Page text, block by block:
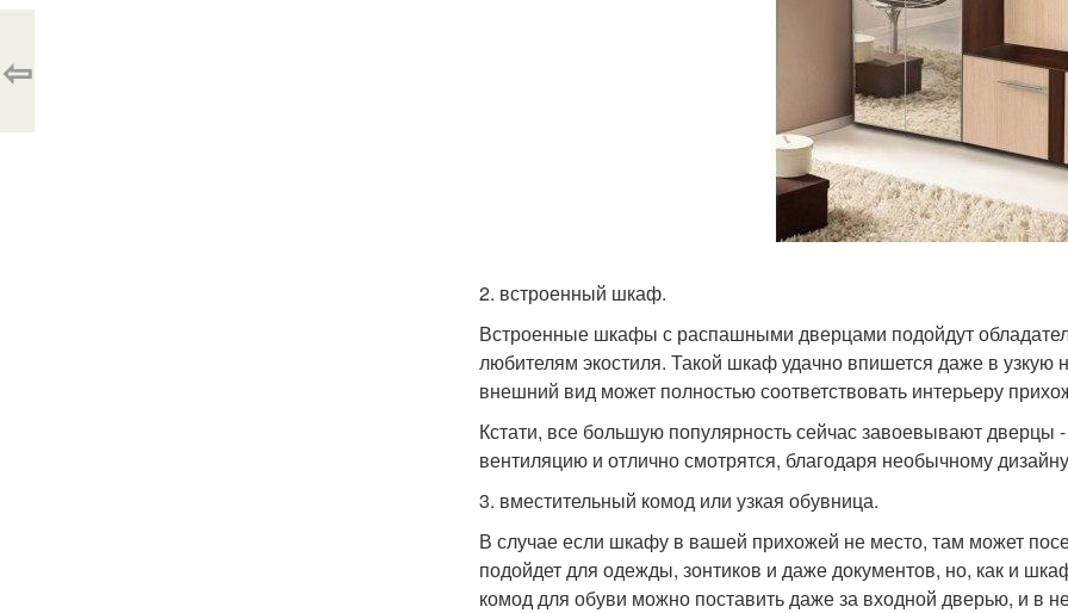
2. встроенный шкаф.
Встроенные шкафы с распашными дверцами подойдут
любителям экостиля. Такой шкаф удачно впишется даже в узкую
внешний вид может полностью соответствовать интерьеру
Кстати, все большую популярность сейчас завоевывают
вентиляцию и отлично смотрятся, благодаря необычному
3. вместительный комод или узкая обувница.
В случае если шкафу в вашей прихожей не место, там может
подойдет для одежды, зонтиков и даже документов, но, как и
комод для обуви можно поставить даже за входной дверью, и в
⇦